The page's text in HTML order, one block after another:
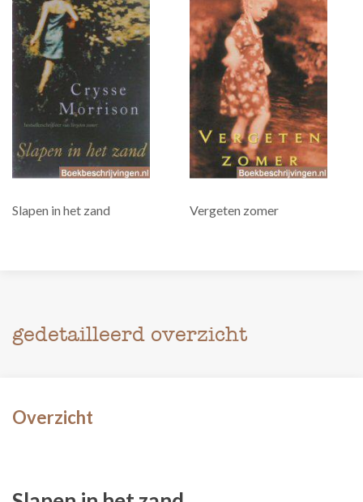
Slapen in het zand Vergeten zomer
gedetailleerd overzicht
Overzicht